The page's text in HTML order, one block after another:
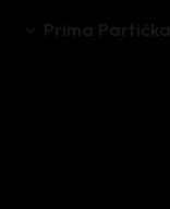
Prima Partička